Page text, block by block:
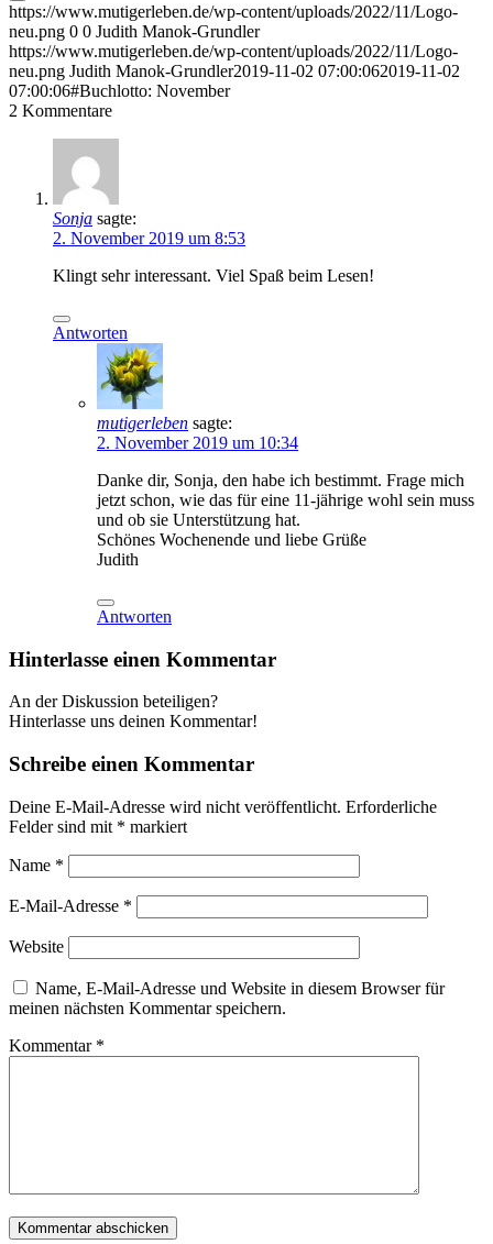
https://www.mutigerleben.de/wp-content/uploads/2022/11/Logo-
neu.png 0 0 Judith Manok-Grundler
https://www.mutigerleben.de/wp-content/uploads/2022/11/Logo-
neu.png Judith Manok-Grundler2019-11-02 07:00:062019-11-02
07:00:06#Buchlotto: November
2 Kommentare
Sonja sagte:
2. November 2019 um 8:53
Klingt sehr interessant. Viel Spaß beim Lesen!
Antworten
mutigerleben sagte:
2. November 2019 um 10:34
Danke dir, Sonja, den habe ich bestimmt. Frage mich
jetzt schon, wie das für eine 11-jährige wohl sein muss
und ob sie Unterstützung hat.
Schönes Wochenende und liebe Grüße
Judith
Antworten
Hinterlasse einen Kommentar
An der Diskussion beteiligen?
Hinterlasse uns deinen Kommentar!
Schreibe einen Kommentar
Deine E-Mail-Adresse wird nicht veröffentlicht. Erforderliche
Felder sind mit * markiert
Name *
E-Mail-Adresse *
Website
Name, E-Mail-Adresse und Website in diesem Browser für
meinen nächsten Kommentar speichern.
Kommentar *